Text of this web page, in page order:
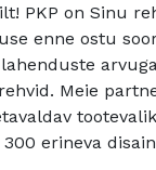
PKP on Sinu
enne ostu
Meie
erineva